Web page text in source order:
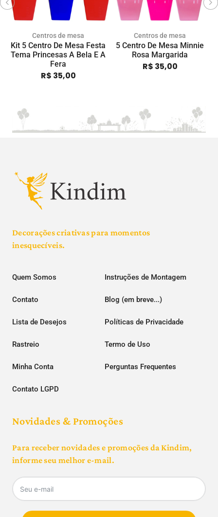
Centros de mesa
Kit 5 Centro De Mesa Festa
Tema Princesas A Bela E A
Fera
R$ 35,00
Centros de mesa
5 Centro De Mesa Minnie
Rosa Margarida
R$ 35,00
Decorações criativas para momentos
inesquecíveis.
Quem Somos Instruções de Montagem
Contato Blog (em breve...)
Lista de Desejos Políticas de Privacidade
Rastreio Termo de Uso
Minha Conta Perguntas Frequentes
Contato LGPD
Novidades & Promoções
Para receber novidades e promoções da Kindim,
informe seu melhor e-mail.